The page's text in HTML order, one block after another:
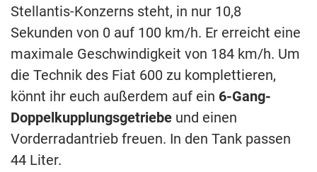
Stellantis-Konzerns steht, in nur 10,8
Sekunden von 0 auf 100 km/h. Er erreicht eine
maximale Geschwindigkeit von 184 km/h. Um
die Technik des Fiat 600 zu komplettieren,
könnt ihr euch außerdem auf ein 6-Gang-
Doppelkupplungsgetriebe und einen
Vorderradantrieb freuen. In den Tank passen
44 Liter.